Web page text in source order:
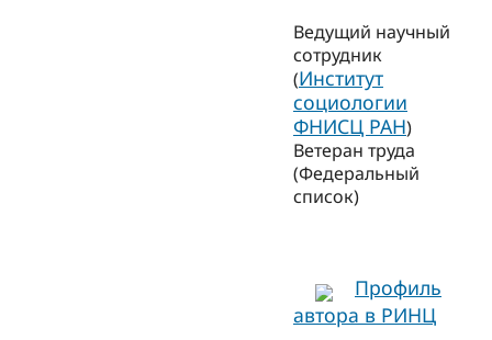
Ведущий научный
сотрудник
(Институт
социологии
ФНИСЦ РАН)
Ветеран труда
(Федеральный
список)
Профиль
автора в РИНЦ